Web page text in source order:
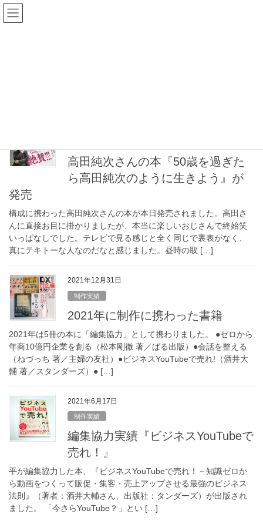
コ
ン
ナ
ビ
高田純次さんの本『50歳を過ぎた
ら高田純次のように生きよう』が
発売
構成に携わった高田純次さんの本が本日発売されました。高田さ
んに直接お目に掛かりましたが、本当に楽しいおじさんで終始笑
いっぱなしでした。テレビで見る感じと全く同じで裏表がなく、
真にテキトーな人なのだなと感じました。昼時の取 […]
2021年12月31日
制作実績
2021年に制作に携わった書籍
2021年は5冊の本に「編集協力」として携わりました。 ●ゼロから
年商10億円企業を創る（松本剛徹 著／ぱる出版）●会話を整える
（ねづっち 著／主婦の友社）●ビジネスYouTubeで売れ!（酒井大
輔 著／スタンダーズ）● […]
2021年6月17日
制作実績
編集協力実績『ビジネスYouTubeで
売れ！』
平が編集協力した本、『ビジネスYouTubeで売れ！－知識ゼロか
ら動画をつくって販促・集客・売上アップさせる最強のビジネス
法則』（著者：酒井大輔さん、出版社：タンダーズ）が出版され
ました。 「今さらYouTube？」とい […]